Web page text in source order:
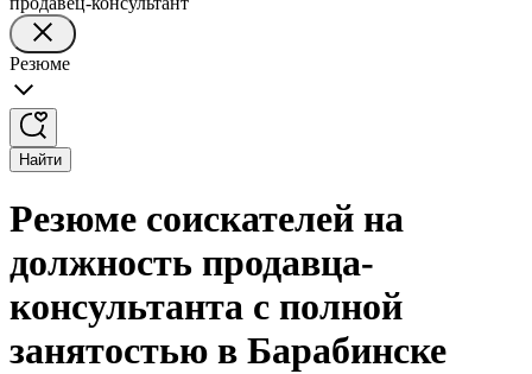
Резюме
Найти
Резюме соискателей на
должность продавца-
консультанта с полной
занятостью в Барабинске